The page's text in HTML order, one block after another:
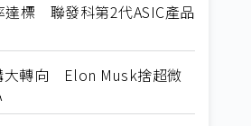
達標 聯發科第2代ASIC產品
大轉向 Elon Musk捨超微